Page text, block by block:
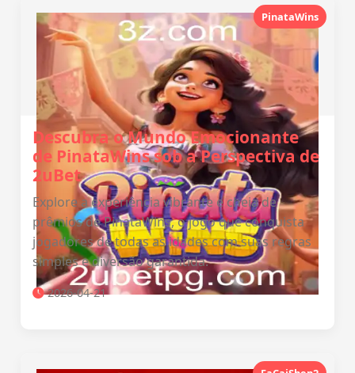
PinataWins
Descubra o Mundo Emocionante
de PinataWins sob a Perspectiva de
2uBet
Explore a experiência vibrante e cheia de
prêmios de PinataWins, o jogo que conquista
jogadores de todas as idades com suas regras
simples e diversão garantida.
2026-04-21